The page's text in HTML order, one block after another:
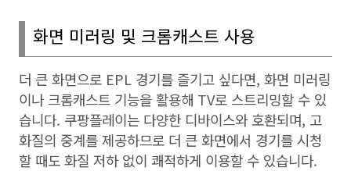
화면 미러링 및 크롬캐스트 사용
더 큰 화면으로 EPL 경기를 즐기고 싶다면, 화면 미러링
이나 크롬캐스트 기능을 활용해 TV로 스트리밍할 수 있
습니다. 쿠팡플레이는 다양한 디바이스와 호환되며, 고
화질의 중계를 제공하므로 더 큰 화면에서 경기를 시청
할 때도 화질 저하 없이 쾌적하게 이용할 수 있습니다.